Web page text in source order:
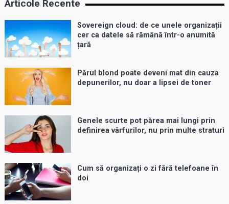
Articole Recente
Sovereign cloud: de ce unele organizații
cer ca datele să rămână într-o anumită
țară
Părul blond poate deveni mat din cauza
depunerilor, nu doar a lipsei de toner
Genele scurte pot părea mai lungi prin
definirea vârfurilor, nu prin multe straturi
Cum să organizați o zi fără telefoane în
doi